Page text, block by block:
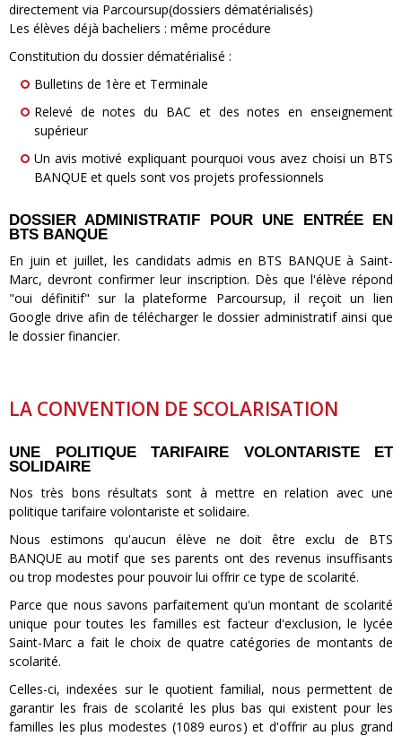
directement via Parcoursup(dossiers dématérialisés)
Les élèves déjà bacheliers : même procédure
Constitution du dossier dématérialisé :
Bulletins de 1ère et Terminale
Relevé de notes du BAC et des notes en enseignement
supérieur
Un avis motivé expliquant pourquoi vous avez choisi un BTS
BANQUE et quels sont vos projets professionnels
DOSSIER ADMINISTRATIF POUR UNE ENTRÉE EN
BTS BANQUE
En juin et juillet, les candidats admis en BTS BANQUE à Saint-
Marc, devront confirmer leur inscription. Dès que l'élève répond
"oui définitif" sur la plateforme Parcoursup, il reçoit un lien
Google drive afin de télécharger le dossier administratif ainsi que
le dossier financier.
LA CONVENTION DE SCOLARISATION
UNE POLITIQUE TARIFAIRE VOLONTARISTE ET
SOLIDAIRE
Nos très bons résultats sont à mettre en relation avec une
politique tarifaire volontariste et solidaire.
Nous estimons qu'aucun élève ne doit être exclu de BTS
BANQUE au motif que ses parents ont des revenus insuffisants
ou trop modestes pour pouvoir lui offrir ce type de scolarité.
Parce que nous savons parfaitement qu'un montant de scolarité
unique pour toutes les familles est facteur d'exclusion, le lycée
Saint-Marc a fait le choix de quatre catégories de montants de
scolarité.
Celles-ci, indexées sur le quotient familial, nous permettent de
garantir les frais de scolarité les plus bas qui existent pour les
familles les plus modestes (1089 euros) et d'offrir au plus grand